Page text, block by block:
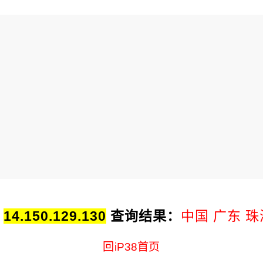
14.150.129.130 查询结果： 中国 广东
回iP38首页